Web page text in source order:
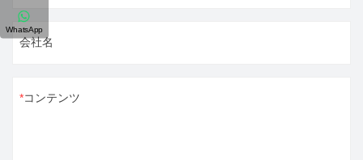
会社名
コンテンツ
WhatsApp